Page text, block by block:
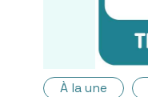
À la une